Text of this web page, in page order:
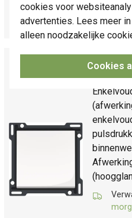
cookies voor
advertenties. Lees meer
alleen noodzakelijke
Cookies
4,95
Niko schakelwip